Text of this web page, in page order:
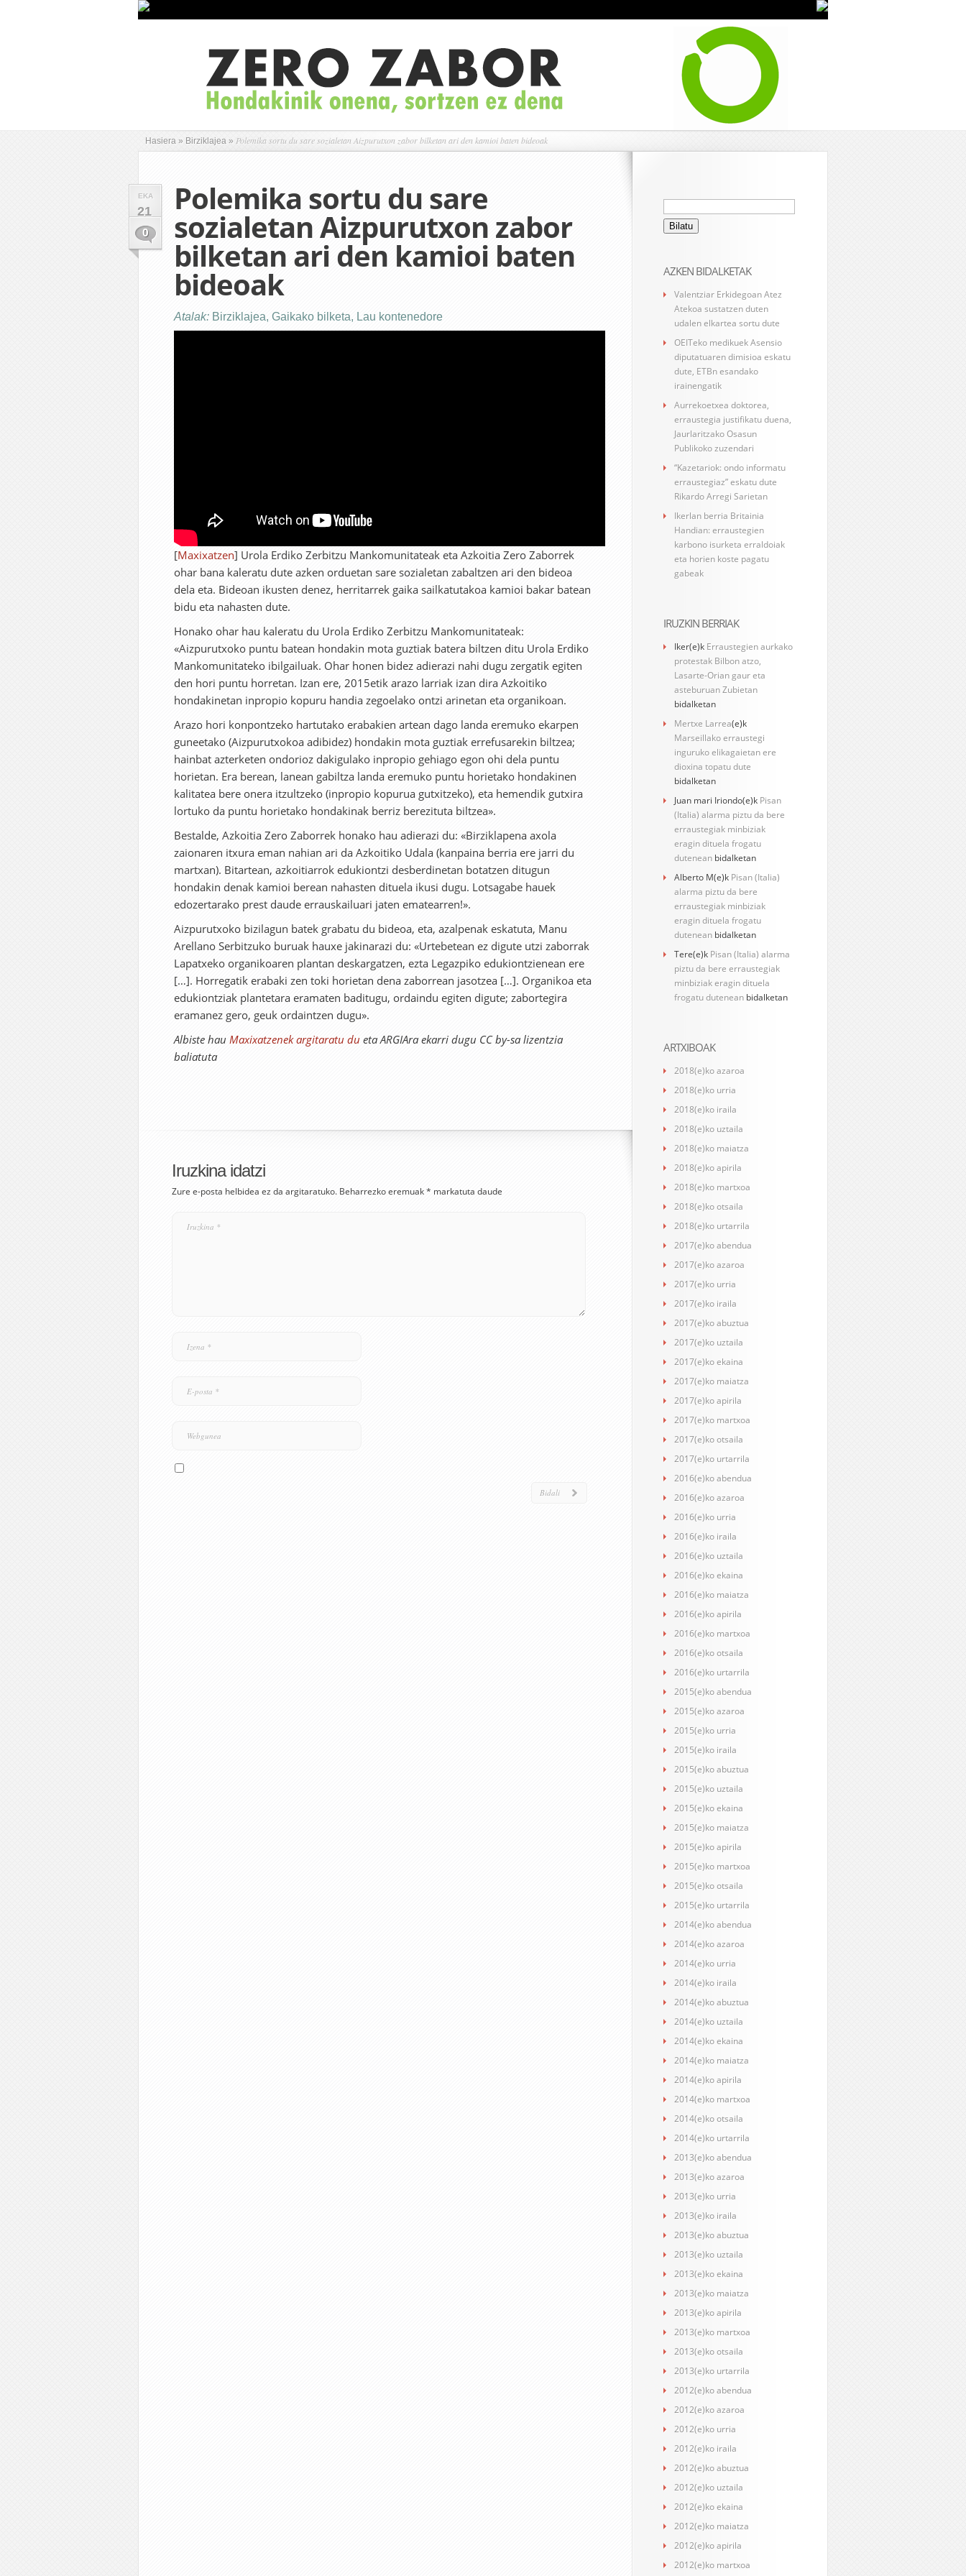
Hasiera » Birziklajea » Polemika sortu du sare sozialetan Aizpurutxon zabor bilketan ari den kamioi baten bideoak
EKA
21
0
Polemika sortu du sare
sozialetan Aizpurutxon zabor
bilketan ari den kamioi baten
bideoak
Atalak: Birziklajea, Gaikako bilketa, Lau kontenedore
[Maxixatzen] Urola Erdiko Zerbitzu Mankomunitateak eta Azkoitia Zero Zaborrek
ohar bana kaleratu dute azken orduetan sare sozialetan zabaltzen ari den bideoa
dela eta. Bideoan ikusten denez, herritarrek gaika sailkatutakoa kamioi bakar batean
bidu eta nahasten dute.
Honako ohar hau kaleratu du Urola Erdiko Zerbitzu Mankomunitateak:
«Aizpurutxoko puntu batean hondakin mota guztiak batera biltzen ditu Urola Erdiko
Mankomunitateko ibilgailuak. Ohar honen bidez adierazi nahi dugu zergatik egiten
den hori puntu horretan. Izan ere, 2015etik arazo larriak izan dira Azkoitiko
hondakinetan inpropio kopuru handia zegoelako ontzi arinetan eta organikoan.
Arazo hori konpontzeko hartutako erabakien artean dago landa eremuko ekarpen
guneetako (Aizpurutxokoa adibidez) hondakin mota guztiak errefusarekin biltzea;
hainbat azterketen ondorioz dakigulako inpropio gehiago egon ohi dela puntu
horietan. Era berean, lanean gabiltza landa eremuko puntu horietako hondakinen
kalitatea bere onera itzultzeko (inpropio kopurua gutxitzeko), eta hemendik gutxira
lortuko da puntu horietako hondakinak berriz berezituta biltzea».
Bestalde, Azkoitia Zero Zaborrek honako hau adierazi du: «Birziklapena axola
zaionaren itxura eman nahian ari da Azkoitiko Udala (kanpaina berria ere jarri du
martxan). Bitartean, azkoitiarrok edukiontzi desberdinetan botatzen ditugun
hondakin denak kamioi berean nahasten dituela ikusi dugu. Lotsagabe hauek
edozertarako prest daude errauskailuari jaten ematearren!».
Aizpurutxoko bizilagun batek grabatu du bideoa, eta, azalpenak eskatuta, Manu
Arellano Serbitzuko buruak hauxe jakinarazi du: «Urtebetean ez digute utzi zaborrak
Lapatxeko organikoaren plantan deskargatzen, ezta Legazpiko edukiontzienean ere
[…]. Horregatik erabaki zen toki horietan dena zaborrean jasotzea […]. Organikoa eta
edukiontziak plantetara eramaten baditugu, ordaindu egiten digute; zabortegira
eramanez gero, geuk ordaintzen dugu».
Albiste hau Maxixatzenek argitaratu du eta ARGIAra ekarri dugu CC by-sa lizentzia
baliatuta
Iruzkina idatzi
Zure e-posta helbidea ez da argitaratuko. Beharrezko eremuak* markatuta daude
Bilatu:
AZKEN BIDALKETAK
Valentziar Erkidegoan Atez
Atekoa sustatzen duten
udalen elkartea sortu dute
OEITeko medikuek Asensio
diputatuaren dimisioa eskatu
dute, ETBn esandako
irainengatik
Aurrekoetxea doktorea,
erraustegia justifikatu duena,
Jaurlaritzako Osasun
Publikoko zuzendari
“Kazetariok: ondo informatu
erraustegiaz” eskatu dute
Rikardo Arregi Sarietan
Ikerlan berria Britainia
Handian: erraustegien
karbono isurketa erraldoiak
eta horien koste pagatu
gabeak
IRUZKIN BERRIAK
Iker(e)k Erraustegien aurkako
protestak Bilbon atzo,
Lasarte-Orian gaur eta
asteburuan Zubietan
bidalketan
Mertxe Larrea(e)k
Marseillako erraustegi
inguruko elikagaietan ere
dioxina topatu dute
bidalketan
Juan mari Iriondo(e)k Pisan
(Italia) alarma piztu da bere
erraustegiak minbiziak
eragin dituela frogatu
dutenean bidalketan
Alberto M(e)k Pisan (Italia)
alarma piztu da bere
erraustegiak minbiziak
eragin dituela frogatu
dutenean bidalketan
Tere(e)k Pisan (Italia) alarma
piztu da bere erraustegiak
minbiziak eragin dituela
frogatu dutenean bidalketan
ARTXIBOAK
2018(e)ko azaroa
2018(e)ko urria
2018(e)ko iraila
2018(e)ko uztaila
2018(e)ko maiatza
2018(e)ko apirila
2018(e)ko martxoa
2018(e)ko otsaila
2018(e)ko urtarrila
2017(e)ko abendua
2017(e)ko azaroa
2017(e)ko urria
2017(e)ko iraila
2017(e)ko abuztua
2017(e)ko uztaila
2017(e)ko ekaina
2017(e)ko maiatza
2017(e)ko apirila
2017(e)ko martxoa
2017(e)ko otsaila
2017(e)ko urtarrila
2016(e)ko abendua
2016(e)ko azaroa
2016(e)ko urria
2016(e)ko iraila
2016(e)ko uztaila
2016(e)ko ekaina
2016(e)ko maiatza
2016(e)ko apirila
2016(e)ko martxoa
2016(e)ko otsaila
2016(e)ko urtarrila
2015(e)ko abendua
2015(e)ko azaroa
2015(e)ko urria
2015(e)ko iraila
2015(e)ko abuztua
2015(e)ko uztaila
2015(e)ko ekaina
2015(e)ko maiatza
2015(e)ko apirila
2015(e)ko martxoa
2015(e)ko otsaila
2015(e)ko urtarrila
2014(e)ko abendua
2014(e)ko azaroa
2014(e)ko urria
2014(e)ko iraila
2014(e)ko abuztua
2014(e)ko uztaila
2014(e)ko ekaina
2014(e)ko maiatza
2014(e)ko apirila
2014(e)ko martxoa
2014(e)ko otsaila
2014(e)ko urtarrila
2013(e)ko abendua
2013(e)ko azaroa
2013(e)ko urria
2013(e)ko iraila
2013(e)ko abuztua
2013(e)ko uztaila
2013(e)ko ekaina
2013(e)ko maiatza
2013(e)ko apirila
2013(e)ko martxoa
2013(e)ko otsaila
2013(e)ko urtarrila
2012(e)ko abendua
2012(e)ko azaroa
2012(e)ko urria
2012(e)ko iraila
2012(e)ko abuztua
2012(e)ko uztaila
2012(e)ko ekaina
2012(e)ko maiatza
2012(e)ko apirila
2012(e)ko martxoa